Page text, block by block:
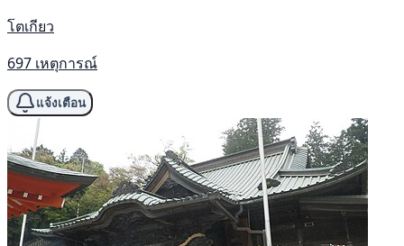
โตเกียว
697 เหตุการณ์
แจ้งเตือน